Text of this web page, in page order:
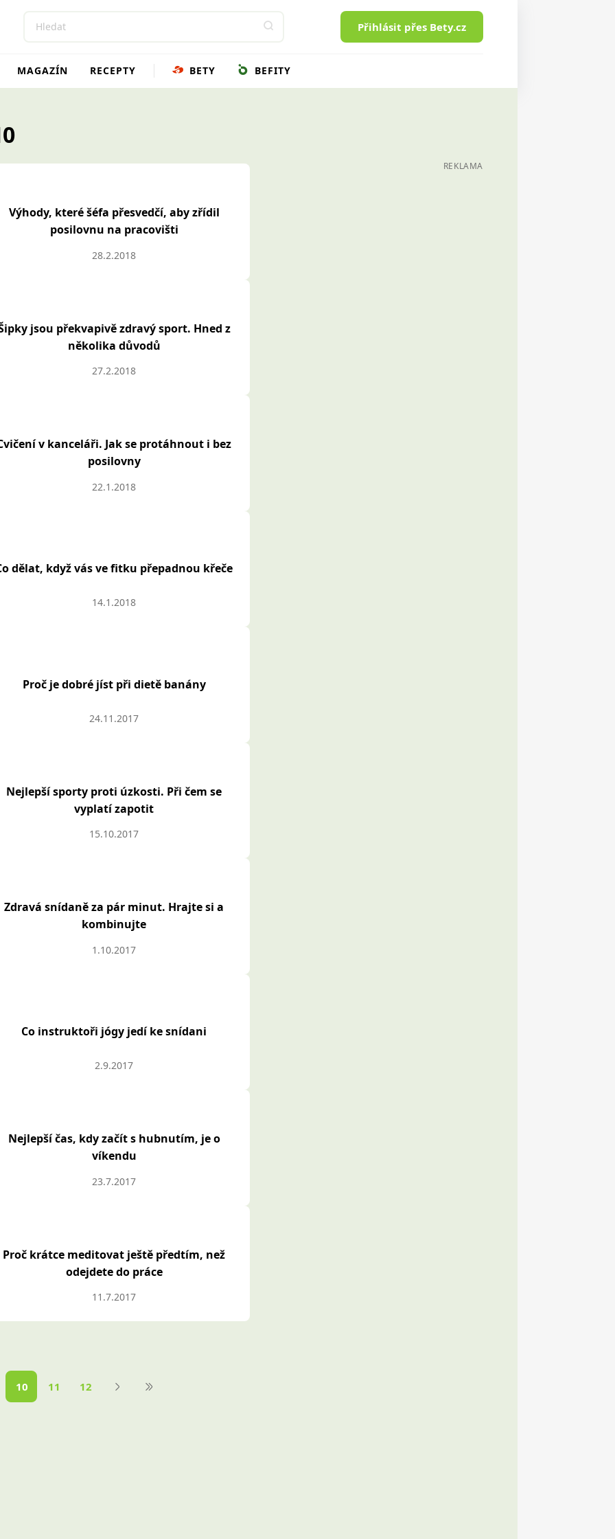
Přihlásit přes Bety.cz
MAGAZÍN RECEPTY BETY BEFITY
Výhody, které šéfa přesvedčí, aby zřídil
posilovnu na pracovišti
28.2.2018
jsou překvapivě zdravý sport. Hned z
několika důvodů
27.2.2018
v kanceláři. Jak se protáhnout i bez
posilovny
22.1.2018
dělat, když vás ve fitku přepadnou křeče
14.1.2018
Proč je dobré jíst při dietě banány
24.11.2017
Nejlepší sporty proti úzkosti. Při čem se
vyplatí zapotit
15.10.2017
Zdravá snídaně za pár minut. Hrajte si a
kombinujte
1.10.2017
Co instruktoři jógy jedí ke snídani
2.9.2017
Nejlepší čas, kdy začít s hubnutím, je o
víkendu
23.7.2017
Proč krátce meditovat ještě předtím, než
odejdete do práce
11.7.2017
10 11 12
REKLAMA